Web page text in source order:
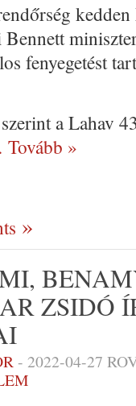
fenyegetést
a Lahav
»
ZSIDÓ
- 2022-04-27